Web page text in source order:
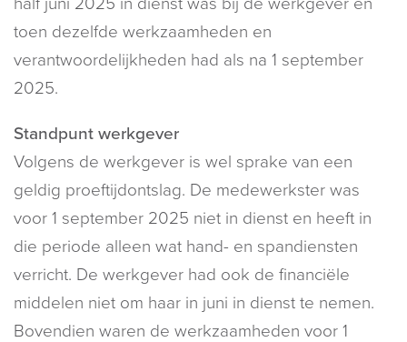
toen dezelfde werkzaamheden en
verantwoordelijkheden had als na 1 september
2025.
Standpunt werkgever
Volgens de werkgever is wel sprake van een
geldig proeftijdontslag. De medewerkster was
voor 1 september 2025 niet in dienst en heeft in
die periode alleen wat hand- en spandiensten
verricht. De werkgever had ook de financiële
middelen niet om haar in juni in dienst te nemen.
Bovendien waren de werkzaamheden voor 1